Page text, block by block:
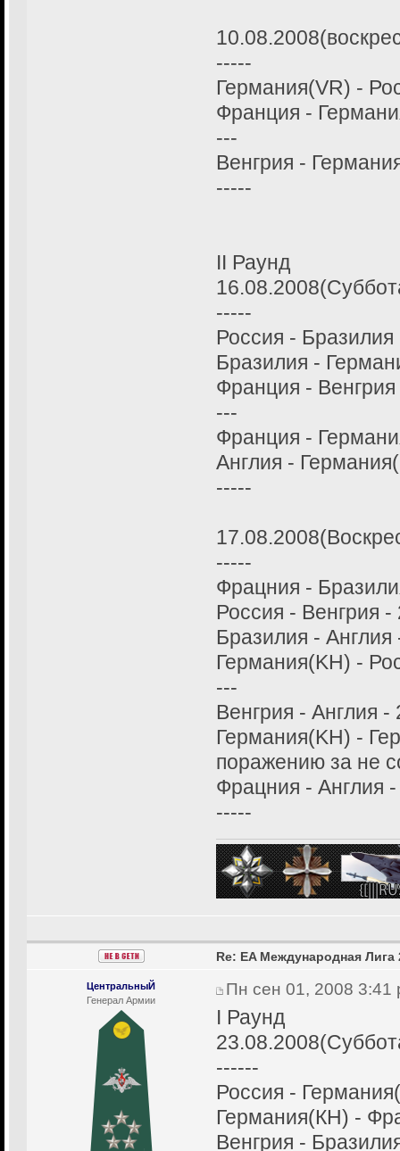
-----
Германия(VR) -
Франция -
---
Венгрия -
-----
II Раунд
-----
Россия - Бразилия
Бразилия -
Франция - Венгрия
---
Франция -
Англия -
-----
-----
Фрацния -
Россия - Венгрия -
Бразилия - Англия
Германия(KH) -
---
Венгрия - Англия -
Германия(KH) -
поражению за не
Фрацния - Англия
-----
ЦентральныЙ
Генерал Армии
Re: EA Международная Лига
Пн сен 01, 2008 3:41
I Раунд
------
Россия -
Германия(КH) -
Венгрия -